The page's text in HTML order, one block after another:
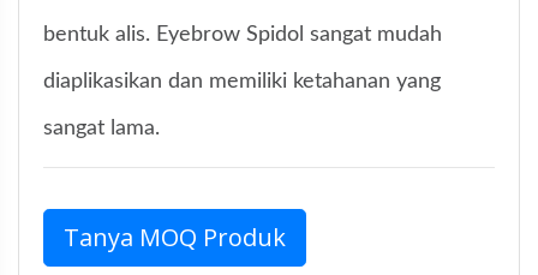
bentuk alis. Eyebrow Spidol sangat mudah
diaplikasikan dan memiliki ketahanan yang
sangat lama.
Tanya MOQ Produk